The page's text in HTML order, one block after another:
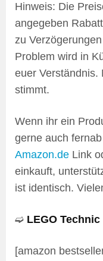
Hinweis: Die
angegeben
zu
Problem wird in
euer Verständnis.
stimmt.
Wenn ihr ein
gerne auch
Amazon.de Link
einkauft,
ist identisch.
➫ LEGO Technic
[amazon